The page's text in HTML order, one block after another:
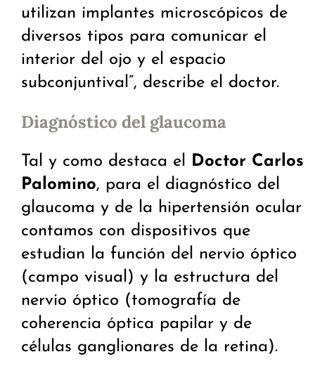
utilizan implantes microscópicos de
diversos tipos para comunicar el
interior del ojo y el espacio
subconjuntival”, describe el doctor.
Diagnóstico del glaucoma
Tal y como destaca el Doctor Carlos
Palomino, para el diagnóstico del
glaucoma y de la hipertensión ocular
contamos con dispositivos que
estudian la función del nervio óptico
(campo visual) y la estructura del
nervio óptico (tomografía de
coherencia óptica papilar y de
células ganglionares de la retina).